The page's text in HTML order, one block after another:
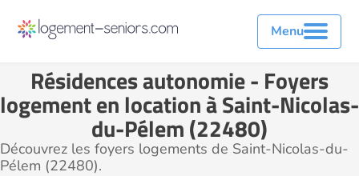
Menu
Résidences autonomie - Foyers
logement en location à Saint-Nicolas-
du-Pélem (22480)
Découvrez les foyers logements de Saint-Nicolas-du-
Pélem (22480).